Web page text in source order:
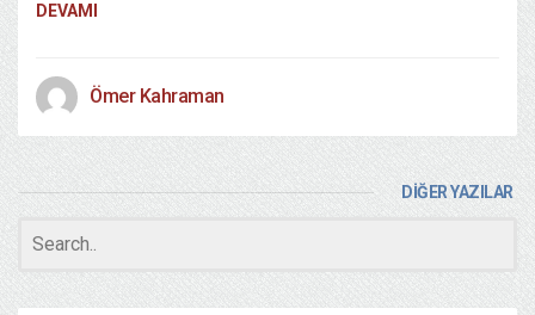
DEVAMI
Ömer Kahraman
DİĞER YAZILAR